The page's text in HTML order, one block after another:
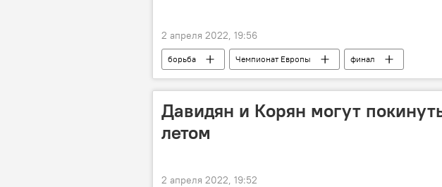
2 апреля 2022, 19:56
борьба Чемпионат Европы финал
Давидян и Корян могут
летом
2 апреля 2022, 19:52